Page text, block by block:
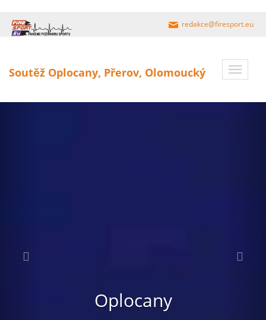
redakce@firesport.eu
Toggle
Soutěž Oplocany, Přerov, Olomoucký
Oplocany